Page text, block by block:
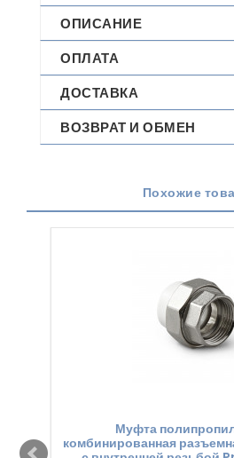
ОПИСАНИЕ
ОПЛАТА
ДОСТАВКА
ВОЗВРАТ И ОБМЕН
Похожие
Муфта
комбинированная